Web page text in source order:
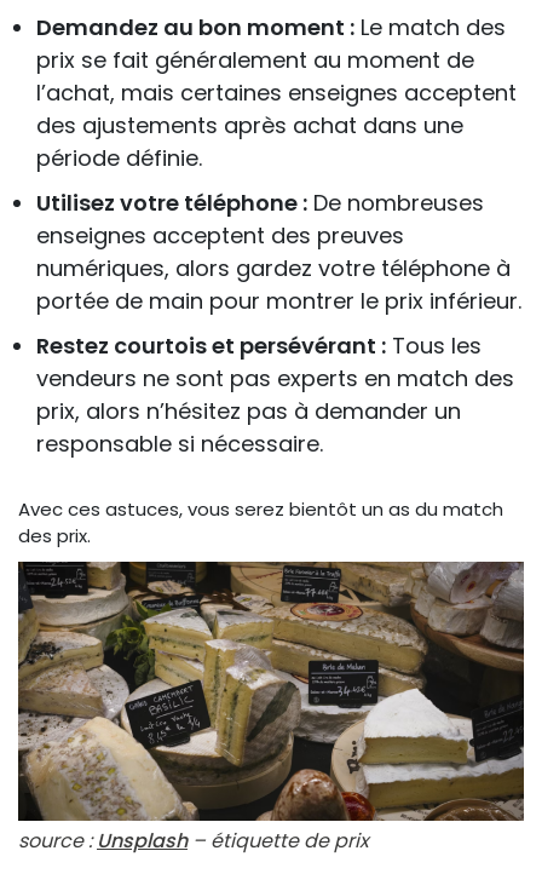
Demandez au bon moment : Le match des
prix se fait généralement au moment de
l’achat, mais certaines enseignes acceptent
des ajustements après achat dans une
période définie.
Utilisez votre téléphone : De nombreuses
enseignes acceptent des preuves
numériques, alors gardez votre téléphone à
portée de main pour montrer le prix inférieur.
Restez courtois et persévérant : Tous les
vendeurs ne sont pas experts en match des
prix, alors n’hésitez pas à demander un
responsable si nécessaire.
Avec ces astuces, vous serez bientôt un as du match
des prix.
source :Unsplash– étiquette de prix